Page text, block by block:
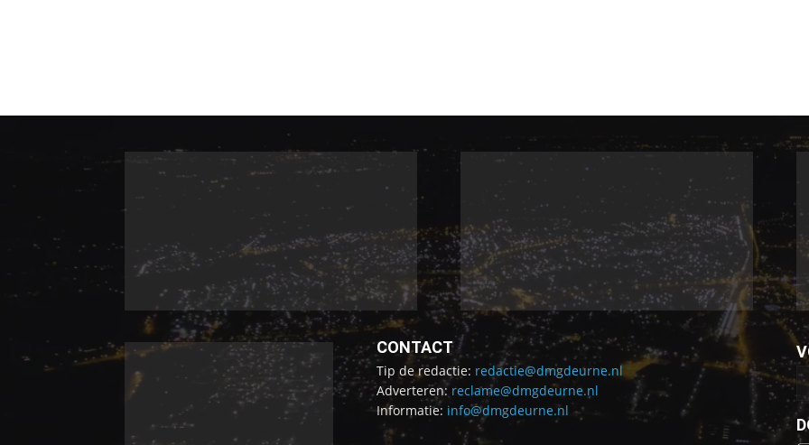
CONTACT
Tip de redactie: redactie@dmgdeurne.nl
Adverteren: reclame@dmgdeurne.nl
Informatie: info@dmgdeurne.nl